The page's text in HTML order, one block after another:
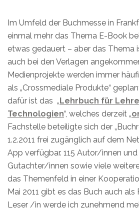
Im Umfeld der Buchmesse in
einmal mehr das Thema E-Book
etwas gedauert – aber das Thema
auch bei den Verlagen
Medienprojekte werden immer
als „Crossmediale Produkte“
dafür ist das „Lehrbuch für
Technologien“, welches derzeit „
Fachstelle beteiligte sich der
1.2.2011 frei zugänglich auf dem
App verfügbar. 115 Autor/innen
Gutachter/innen sowie viele
das Themenfeld in einer
Mai 2011 gibt es das Buch auch als
Leser /in werde ich zunehmend